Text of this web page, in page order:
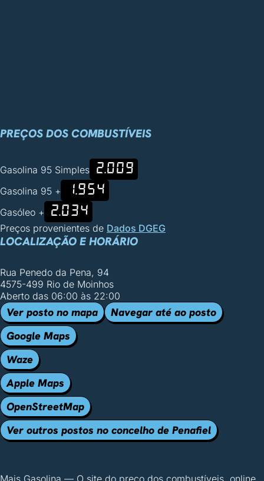
PREÇOS DOS COMBUSTÍVEIS
Gasolina 95 Simples 2.009
Gasolina 95 + 1.954
Gasóleo + 2.034
Preços provenientes de Dados DGEG
LOCALIZAÇÃO E HORÁRIO
Rua Penedo da Pena, 94
4575-499 Rio de Moinhos
Aberto das 06:00 às 22:00
Ver posto no mapa
Navegar até ao posto
Google Maps
Waze
Apple Maps
OpenStreetMap
Ver outros postos no concelho de Penafiel
Mais Gasolina — O site do preço dos combustíveis, online